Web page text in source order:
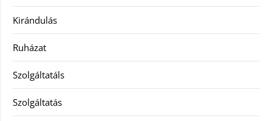
Kirándulás
Ruházat
Szolgáltatáls
Szolgáltatás